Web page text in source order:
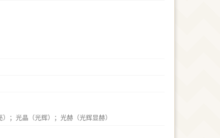
；光晶（光辉）；光赫（光辉显赫）